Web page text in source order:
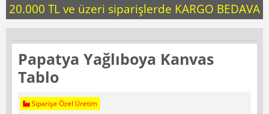
20.000 TL ve üzeri siparişlerde KARGO BEDAVA
Papatya Yağlıboya Kanvas
Tablo
Siparişe Özel Üretim